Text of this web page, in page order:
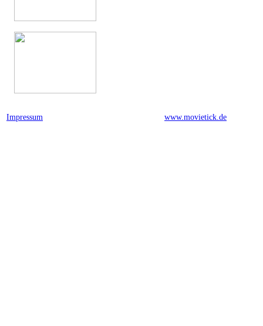
Impressum www.movietick.de